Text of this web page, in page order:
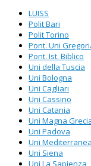
LUISS
Polit Bari
Polit Torino
Pont. Uni
Pont. Ist. Biblico
Uni della Tuscia
Uni Bologna
Uni Cagliari
Uni Cassino
Uni Catania
Uni Magna
Uni Padova
Uni Mediterranea
Uni Siena
Uni La Sapienza